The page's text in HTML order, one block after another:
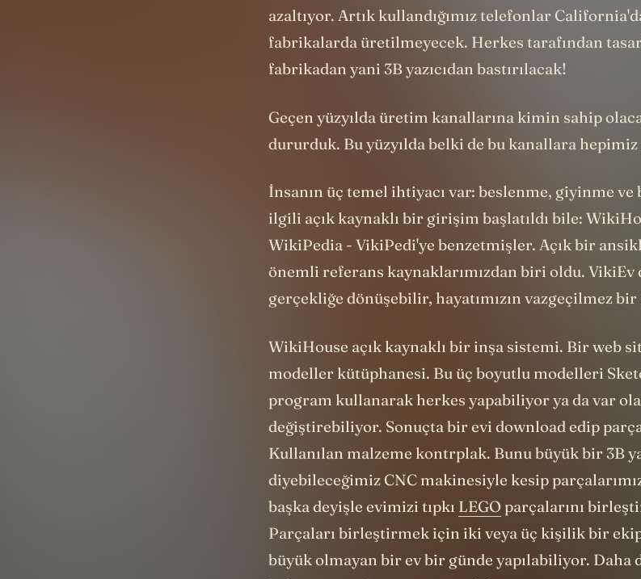
azaltıyor. Artık kullandığımız telefonlar
fabrikalarda üretilmeyecek. Herkes tarafından
fabrikadan yani 3B yazıcıdan bastırılacak!
Geçen yüzyılda üretim kanallarına kimin sahip
dururduk. Bu yüzyılda belki de bu kanallara hepimiz
İnsanın üç temel ihtiyacı var: beslenme, giyinme ve
ilgili açık kaynaklı bir girişim başlatıldı bile:
WikiPedia - VikiPedi'ye benzetmişler. Açık bir
önemli referans kaynaklarımızdan biri oldu. VikiEv
gerçekliğe dönüşebilir, hayatımızın vazgeçilmez
WikiHouse açık kaynaklı bir inşa sistemi. Bir web
modeller kütüphanesi. Bu üç boyutlu modelleri
program kullanarak herkes yapabiliyor ya da var
değiştirebiliyor. Sonuçta bir evi download edip
Kullanılan malzeme kontrplak. Bunu büyük bir 3B
diyebileceğimiz CNC makinesiyle kesip
başka deyişle evimizi tıpkı LEGO parçalarını
Parçaları birleştirmek için iki veya üç kişilik bir
büyük olmayan bir ev bir günde yapılabiliyor. Daha